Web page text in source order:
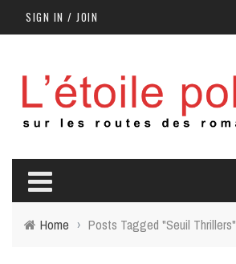
SIGN IN / JOIN
Home › Posts Tagged "Seuil Thrillers"